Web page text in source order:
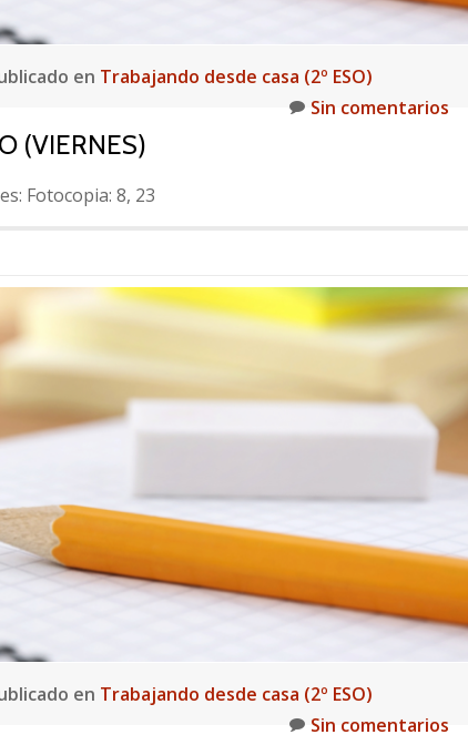
en Trabajando desde casa (2º ESO)
Sin comentarios
(VIERNES)
Fotocopia: 8, 23
en Trabajando desde casa (2º ESO)
Sin comentarios